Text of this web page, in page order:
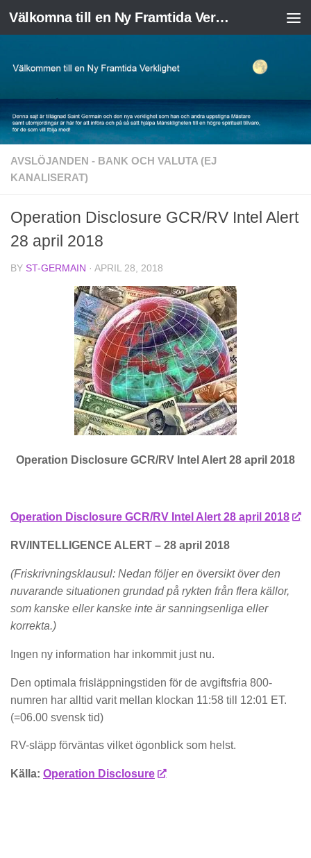
Skip to content Välkomna till en Ny Framtida Verklighet
AVSLÖJANDEN - BANK OCH VALUTA (EJ
KANALISERAT)
Operation Disclosure GCR/RV Intel Alert
28 april 2018
BY ST-GERMAIN · APRIL 28, 2018
Operation Disclosure GCR/RV Intel Alert 28 april 2018
Operation Disclosure GCR/RV Intel Alert 28 april 2018
RV/INTELLIGENCE ALERT – 28 april 2018
(Friskrivningsklausul: Nedan följer en översikt över den
nuvarande situationen grundad på rykten från flera källor,
som kanske eller kanske inte är sanningsenliga eller
korrekta.)
Ingen ny information har inkommit just nu.
Den optimala frisläppningstiden för de avgiftsfria 800-
numren har alltid varit mellan klockan 11:58 till 12:01 ET.
(=06.00 svensk tid)
RV-släpp förväntas vilket ögonblick som helst.
Källa: Operation Disclosure